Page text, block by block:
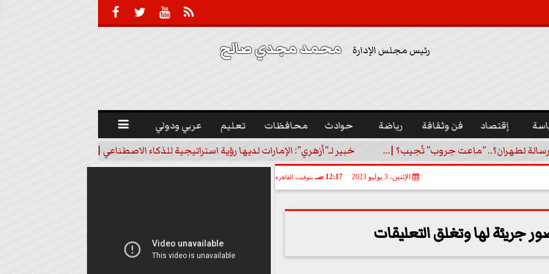
  

رئيس مجلس الإدارة محمد مجدي صالح
إقتصاد فن وثقافة رياضة حوادث محافظات تعليم عربي ودولي 
لطهران؟.. ”ماعت جروب” تُجيب؟ |... خبير لـ”أزهري”: الإمارات لديها رؤية استراتيجية للذكاء الاصطناعي | فيديو
الإثنين، 3 يوليو 2023 12:17 صـ بتوقيت القاهرة
جريئة لها وتغلق التعليقات